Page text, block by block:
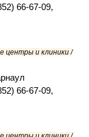
66-67-09,
центры и клиники /
66-67-09,